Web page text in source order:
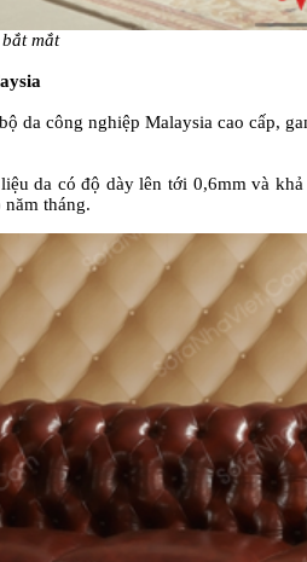
mắt
da công nghiệp Malaysia cao cấp,
da có độ dày lên tới 0,6mm và
tháng.